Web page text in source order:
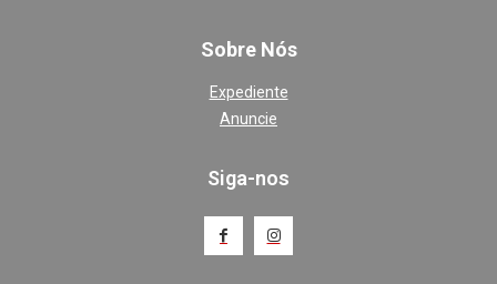
Sobre Nós
Expediente
Anuncie
Siga-nos